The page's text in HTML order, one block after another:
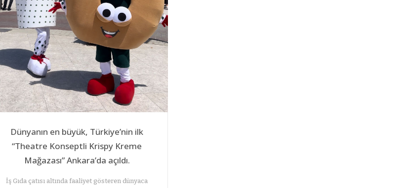
Dünyanın en büyük, Türkiye’nin ilk
“Theatre Konseptli Krispy Kreme
Mağazası” Ankara’da açıldı.
İş Gıda çatısı altında faaliyet gösteren dünyaca